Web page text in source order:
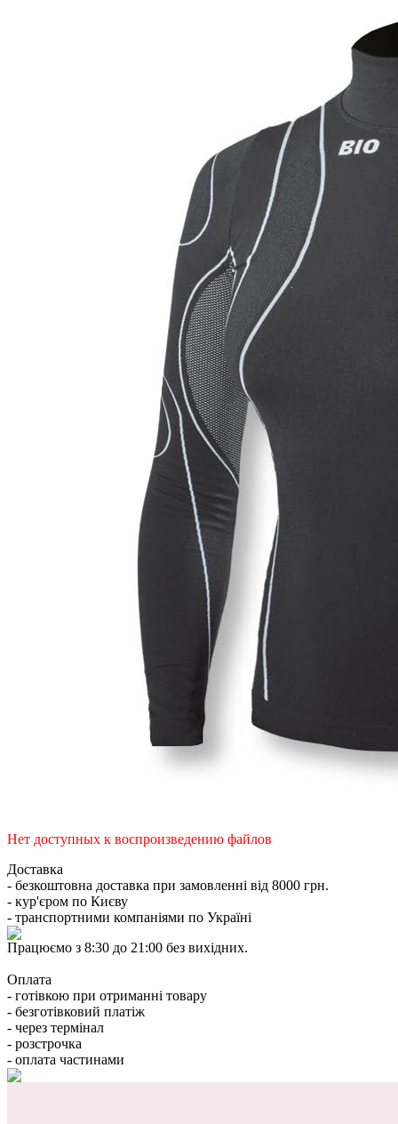
Нет доступных к воспроизведению файлов
Доставка
- безкоштовна доставка при замовленні від 8000 грн.
- кур'єром по Києву
- транспортними компаніями по Україні
Працюємо з 8:30 до 21:00 без вихідних.
Оплата
- готівкою при отриманні товару
- безготівковий платіж
- через термінал
- розстрочка
- оплата частинами